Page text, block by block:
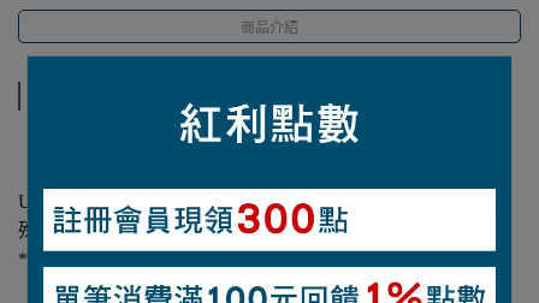
商品介紹
UV CUT抗紫外線機能/雙針縫合強化領口/不影響透氣的特
殊油墨印製圖樣
*由於材質的特性本產品洗滌後可能會略有縮水。
【使用注意事項】